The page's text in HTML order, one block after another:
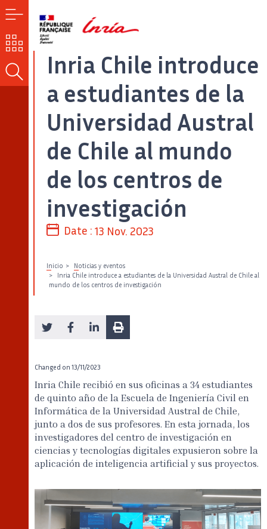
MENÚ
NUESTROS
RETOS
BUSCAR
Inria Chile introduce
a estudiantes de la
Universidad Austral
de Chile al mundo
de los centros de
investigación
Date : 13 Nov. 2023
Inicio
Noticias y eventos
Inria Chile introduce a estudiantes de la Universidad Austral de Chile al
mundo de los centros de investigación
Changed on 13/11/2023
Inria Chile recibió en sus oficinas a 34 estudiantes
de quinto año de la Escuela de Ingeniería Civil en
Informática de la Universidad Austral de Chile,
junto a dos de sus profesores. En esta jornada, los
investigadores del centro de investigación en
ciencias y tecnologías digitales expusieron sobre la
aplicación de inteligencia artificial y sus proyectos.